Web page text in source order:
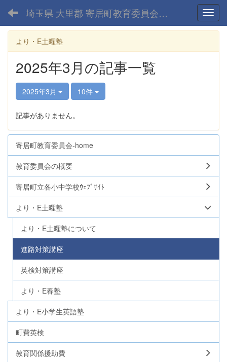
埼玉県 大里郡 寄居町教育委員会-home
より・E土曜塾
2025年3月の記事一覧
2025年3月 10件
記事がありません。
寄居町教育委員会-home
教育委員会の概要
寄居町立各小中学校ｳｪﾌﾞｻｲﾄ
より・E土曜塾
より・E土曜塾について
進路対策講座
英検対策講座
より・E春塾
より・E小学生英語塾
町費英検
教育関係援助費